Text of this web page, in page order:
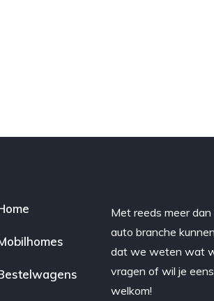
Met reeds meer
auto branche
dat we weten wat
vragen of wil je
welkom!